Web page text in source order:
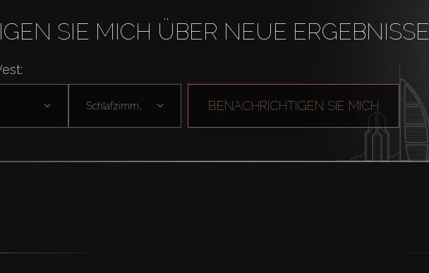
SIE MICH ÜBER NEUE ERGEBNISSE
BENACHRICHTIGEN SIE MICH